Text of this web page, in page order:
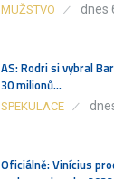
MUŽSTVO dnes
AS: Rodri si vybral
30 milionů…
SPEKULACE
Oficiálně: Vinícius